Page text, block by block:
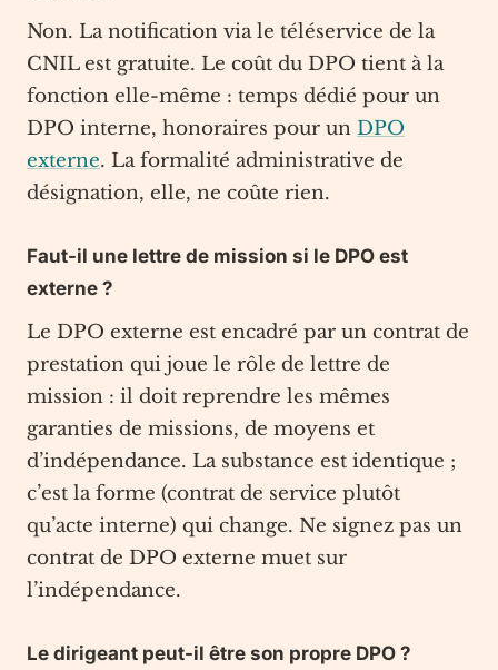
Non. La notification via le téléservice de la
CNIL est gratuite. Le coût du DPO tient à la
fonction elle-même : temps dédié pour un
DPO interne, honoraires pour un DPO
externe. La formalité administrative de
désignation, elle, ne coûte rien.
Faut-il une lettre de mission si le DPO est
externe ?
Le DPO externe est encadré par un contrat de
prestation qui joue le rôle de lettre de
mission : il doit reprendre les mêmes
garanties de missions, de moyens et
d’indépendance. La substance est identique ;
c’est la forme (contrat de service plutôt
qu’acte interne) qui change. Ne signez pas un
contrat de DPO externe muet sur
l’indépendance.
Le dirigeant peut-il être son propre DPO ?